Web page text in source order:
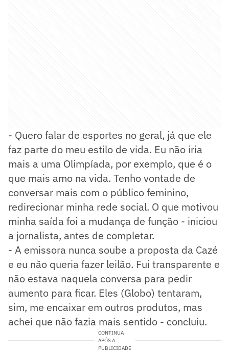
- Quero falar de esportes no geral, já que ele
faz parte do meu estilo de vida. Eu não iria
mais a uma Olimpíada, por exemplo, que é o
que mais amo na vida. Tenho vontade de
conversar mais com o público feminino,
redirecionar minha rede social. O que motivou
minha saída foi a mudança de função - iniciou
a jornalista, antes de completar.
- A emissora nunca soube a proposta da Cazé
e eu não queria fazer leilão. Fui transparente e
não estava naquela conversa para pedir
aumento para ficar. Eles (Globo) tentaram,
sim, me encaixar em outros produtos, mas
achei que não fazia mais sentido - concluiu.
CONTINUA
APÓS A
PUBLICIDADE